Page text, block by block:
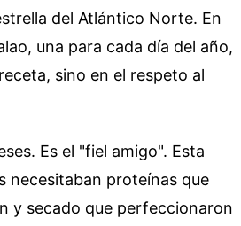
del Atlántico Norte. En
una para cada día del año,
sino en el respeto al
Es el "fiel amigo". Esta
necesitaban proteínas que
y secado que perfeccionaron